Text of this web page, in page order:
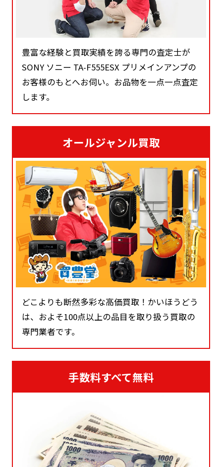
豊富な経験と買取実績を誇る専門の査定士が
SONY ソニー TA-F555ESX プリメインアンプの
お客様のもとへお伺い。お品物を一点一点査定
します。
オールジャンル買取
どこよりも断然多彩な高価買取！かいほうどう
は、およそ100点以上の品目を取り扱う買取の
専門業者です。
手数料すべて無料